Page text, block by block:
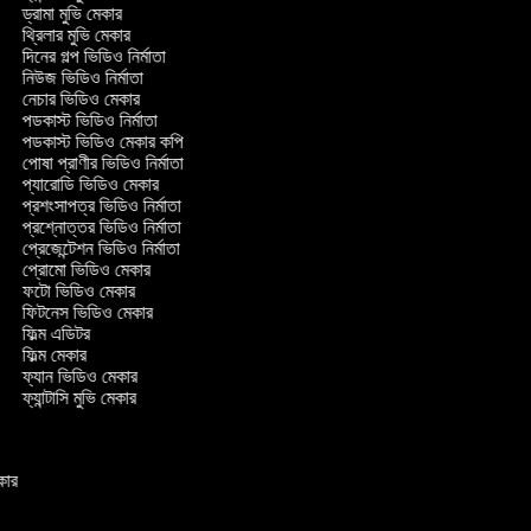
ড্রামা মুভি মেকার
থ্রিলার মুভি মেকার
দিনের গল্প ভিডিও নির্মাতা
নিউজ ভিডিও নির্মাতা
নেচার ভিডিও মেকার
পডকাস্ট ভিডিও নির্মাতা
পডকাস্ট ভিডিও মেকার কপি
পোষা প্রাণীর ভিডিও নির্মাতা
প্যারোডি ভিডিও মেকার
প্রশংসাপত্র ভিডিও নির্মাতা
প্রশ্নোত্তর ভিডিও নির্মাতা
প্রেজেন্টেশন ভিডিও নির্মাতা
প্রোমো ভিডিও মেকার
ফটো ভিডিও মেকার
ফিটনেস ভিডিও মেকার
ফিল্ম এডিটর
ফিল্ম মেকার
ফ্যান ভিডিও মেকার
ফ্যান্টাসি মুভি মেকার